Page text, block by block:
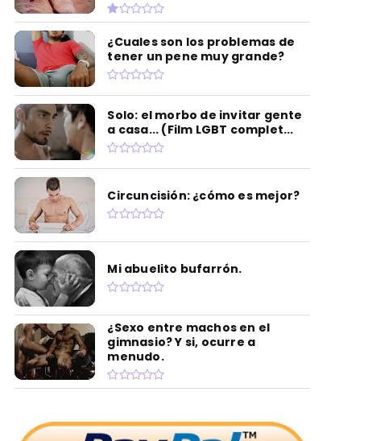
¿Cuales son los problemas de
tener un pene muy grande?
Solo: el morbo de invitar gente
a casa... (Film LGBT complet...
Circuncisión: ¿cómo es mejor?
Mi abuelito bufarrón.
¿Sexo entre machos en el
gimnasio? Y si, ocurre a
menudo.